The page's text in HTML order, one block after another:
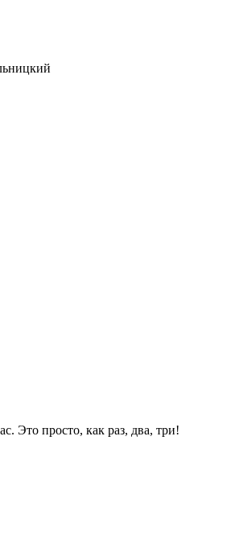
Это просто, как раз, два, три!